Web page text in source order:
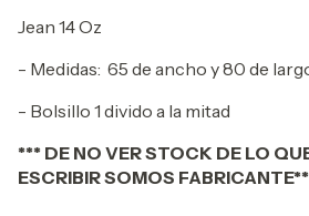
Jean 14 Oz
- Medidas: 65 de ancho y 80 de
- Bolsillo 1 divido a la mitad
*** DE NO VER STOCK DE LO
ESCRIBIR SOMOS